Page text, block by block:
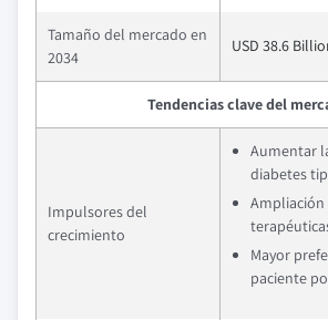
Tamaño del mercado en
2034
USD 38.6
Tendencias clave del
Impulsores del
crecimiento
Aumentar
diabetes
Ampliación
Mayor
paciente